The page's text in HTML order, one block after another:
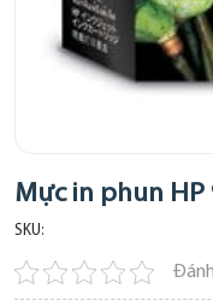
Mực in phun HP
SKU: